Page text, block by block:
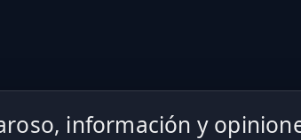
información y